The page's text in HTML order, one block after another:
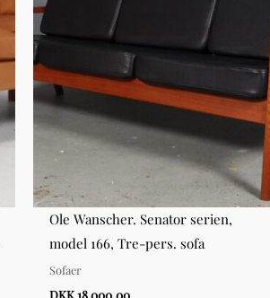
Ole Wanscher. Senator serien,
model 166, Tre-pers. sofa
Sofaer
DKK 18.000,00